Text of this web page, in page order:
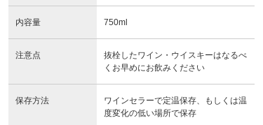
内容量 750ml
注意点
抜栓したワイン・ウイスキーはなるべ
くお早めにお飲みください
保存方法
ワインセラーで定温保存、もしくは温
度変化の低い場所で保存